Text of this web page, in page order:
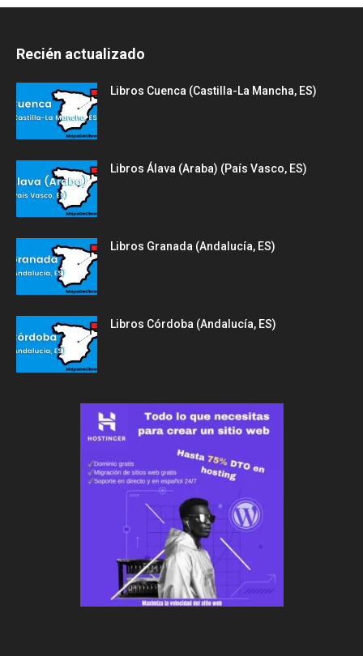
Recién actualizado
Libros Cuenca (Castilla-La Mancha, ES)
Libros Álava (Araba) (País Vasco, ES)
Libros Granada (Andalucía, ES)
Libros Córdoba (Andalucía, ES)